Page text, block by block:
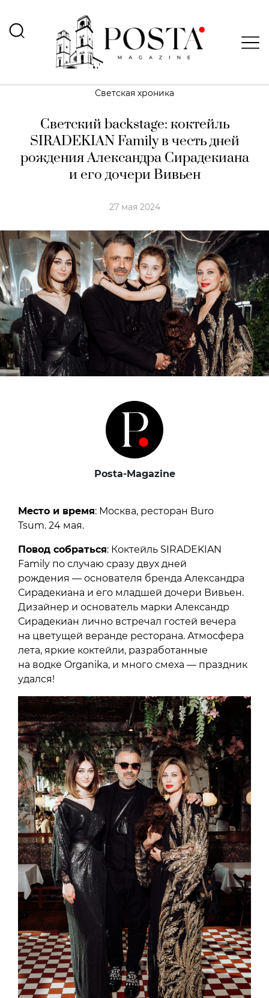
Светская хроника
Светский backstage: коктейль
SIRADEKIAN Family в честь дней
рождения Александра Сирадекиана
и его дочери Вивьен
27 мая 2024
Posta-Magazine
Место и время: Москва, ресторан Buro
Tsum. 24 мая.
Повод собраться: Коктейль SIRADEKIAN
Family по случаю сразу двух дней
рождения — основателя бренда Александра
Сирадекиана и его младшей дочери Вивьен.
Дизайнер и основатель марки Александр
Сирадекиан лично встречал гостей вечера
на цветущей веранде ресторана. Атмосфера
лета, яркие коктейли, разработанные
на водке Organika, и много смеха — праздник
удался!